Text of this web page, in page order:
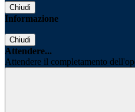
Chiudi
Informazione
Chiudi
Attendere...
Attendere il completamento